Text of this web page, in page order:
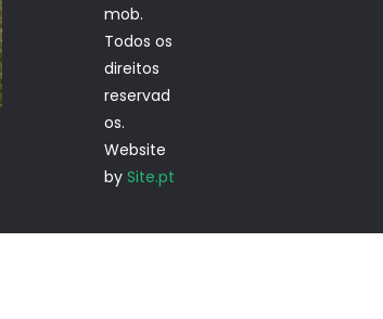
mob.
Todos os
direitos
reservad
os.
Website
bySite.pt